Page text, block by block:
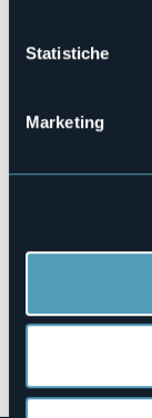
Statistiche
Marketing
28823 - Ghiffa